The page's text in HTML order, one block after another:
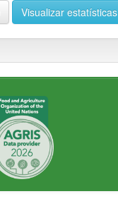
Visualizar estatísticas